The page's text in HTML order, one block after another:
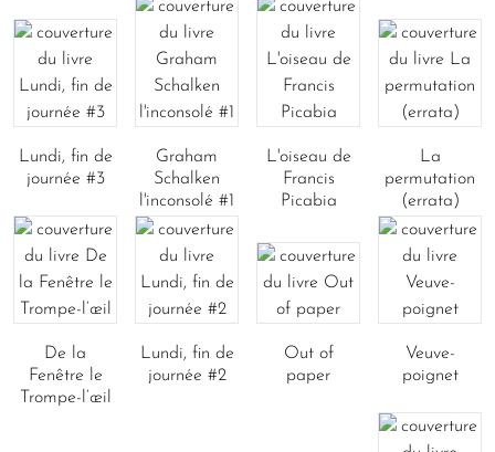
Lundi, fin de
journée #3
Graham
Schalken
l'inconsolé #1
L'oiseau de
Francis
Picabia
La
permutation
(errata)
De la
Fenêtre le
Trompe-l’œil
Lundi, fin de
journée #2
Out of
paper
Veuve-
poignet